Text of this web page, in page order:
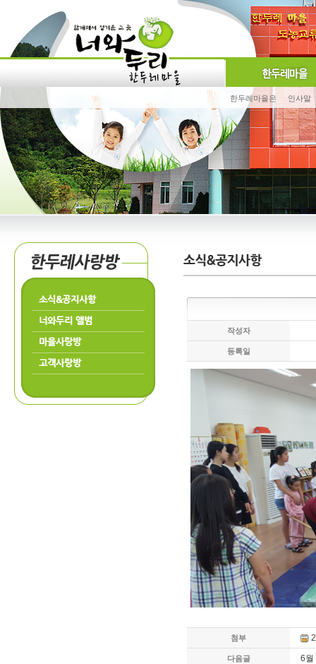
한두레마을은 인사말
소식&공지사항
너와두리 앨범
마을사랑방
고객사랑방
작성자
등록일
첨부
다음글 6월